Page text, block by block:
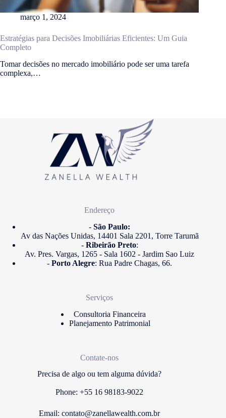
março 1, 2024
Estratégias para Decisões Imobiliárias Eficientes: Um Guia
Completo
Tomar decisões no mercado imobiliário pode ser uma tarefa
complexa,…
Endereço
- São Paulo:
Av das Nações Unidas, 14401 Sala 2201, Torre Tarumã
-Ribeirão Preto:
Av. Pres. Vargas, 1265 - Sala 1602 - Jardim Sao Luiz
-Porto Alegre: Rua Padre Chagas, 66.
Serviços
Consultoria Financeira
Planejamento Patrimonial
Contate-nos
Precisa de algo ou tem alguma dúvida?
Phone: +55 16 98183-9022
Email:contato@zanellawealth.com.br